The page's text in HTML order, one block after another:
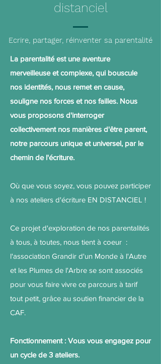
distanciel
Ecrire, partager, réinventer sa parentalité
La parentalité est une aventure
merveilleuse et complexe, qui bouscule
nos identités, nous remet en cause,
souligne nos forces et nos failles. Nous
vous proposons d'interroger
collectivement nos manières d'être parent,
notre parcours unique et universel, par le
chemin de l'écriture.
Où que vous soyez, vous pouvez participer
à nos ateliers d'écriture EN DISTANCIEL !
Ce projet d'exploration de nos parentalités
à tous, à toutes, nous tient à coeur :
l'association Grandir d'un Monde à l'Autre
et les Plumes de l'Arbre se sont associés
pour vous faire vivre ce parcours à tarif
tout petit, grâce au soutien financier de la
CAF.
Fonctionnement : Vous vous engagez pour
un cycle de 3 ateliers.